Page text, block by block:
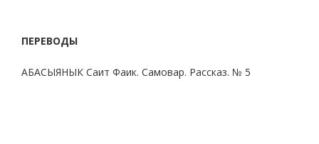
ПЕРЕВОДЫ
АБАСЫЯНЫК Саит Фаик. Самовар. Рассказ. № 5